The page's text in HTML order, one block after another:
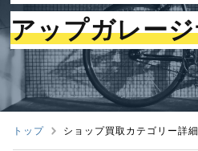
アップガレー
トップ ショップ買取カテゴリー詳細